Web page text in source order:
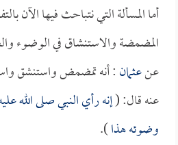
أما المسألة التي نتباحث فيها الآن
المضمضة والاستنشاق في الوضوء
عنعثمان: أنه تمضمض واستنشق
عنه قال: (إنه رأي النبي صلى الله
وضوئه هذا).